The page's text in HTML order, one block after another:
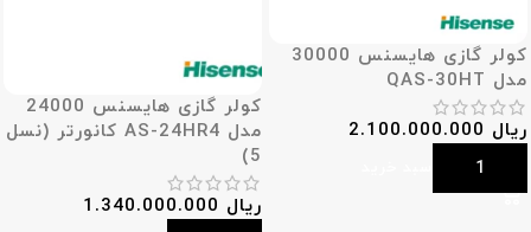
کولر گازی هایسنس 30000
مدل QAS-30HT
ریال
افزودن به سبد خرید
کولر گازی هایسنس 24000
مدل AS-24HR4 کانورتر (نسل
5)
ریال